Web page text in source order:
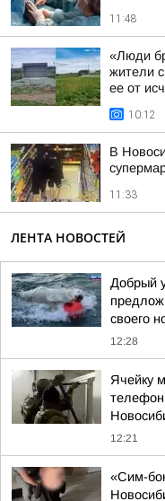
11:48
«Люди
жители
ее от
10:12
В
11:33
ЛЕНТА НОВОСТЕЙ
Добрый
своего
12:28
Ячейку
12:21
«Сим-